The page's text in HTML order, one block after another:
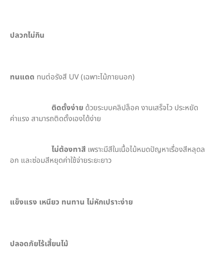
ปลวกไม่กิน
ทนแดด ทนต่อรังสี UV (เฉพาะไม้ภายนอก)
ติดตั้งง่าย ด้วยระบบคลิปล็อค งานเสร็จไว ประหยัด
ค่าแรง สามารถติดตั้งเองได้ง่าย
ไม่ต้องทาสี เพราะมีสีในเนื้อไม้หมดปัญหาเรื่องสีหลุดล
อก และซ่อมสีหยุดค่าใช้จ่ายระยะยาว
แข็งแรง เหนียว ทนทาน ไม่หักเปราะง่าย
ปลอดภัยไร้เสี้ยนไม้